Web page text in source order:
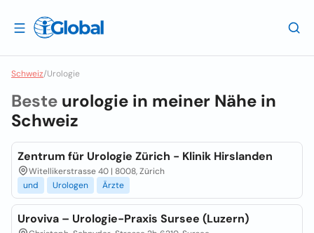
Schweiz/Urologie
Beste urologie in meiner Nähe in
Schweiz
Zentrum für Urologie Zürich - Klinik Hirslanden
Witellikerstrasse 40 | 8008, Zürich
und
Urologen Ärzte
Uroviva – Urologie-Praxis Sursee (Luzern)